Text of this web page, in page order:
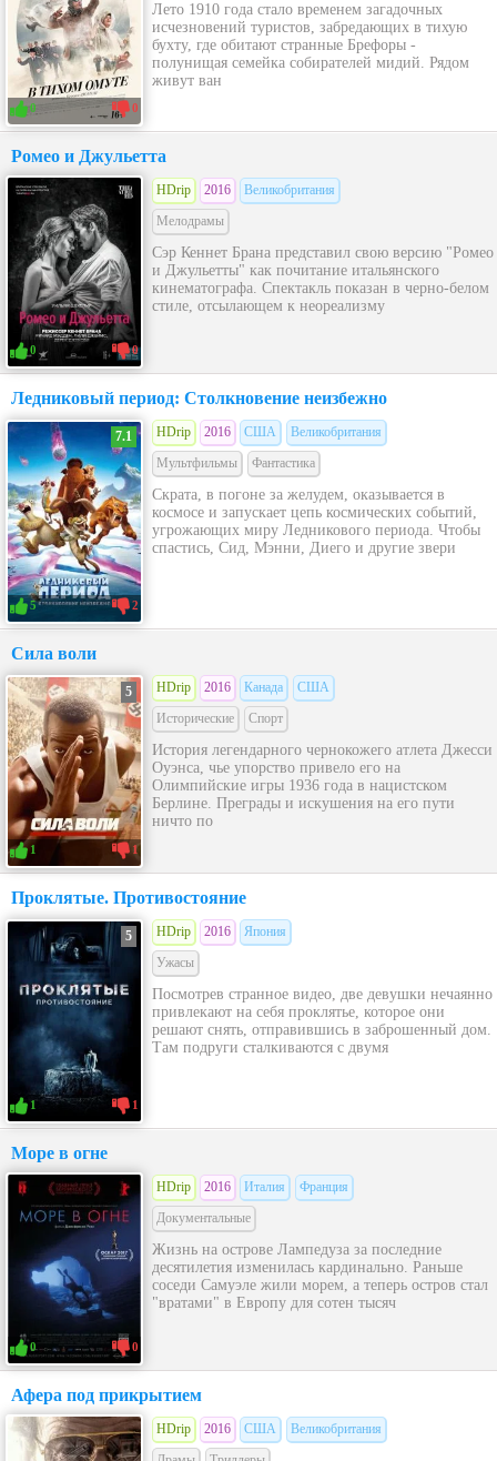
0 0
Лето 1910 года стало временем загадочных
исчезновений туристов, забредающих в тихую
бухту, где обитают странные Брефоры -
полунищая семейка собирателей мидий. Рядом
живут ван
Ромео и Джульетта
0 0
HDrip 2016
Великобритания
Мелодрамы
Сэр Кеннет Брана представил свою версию "Ромео
и Джульетты" как почитание итальянского
кинематографа. Спектакль показан в черно-белом
стиле, отсылающем к неореализму
Ледниковый период: Столкновение неизбежно
7.1
5 2
HDrip 2016 США
Великобритания
Мультфильмы
Фантастика
Скрата, в погоне за желудем, оказывается в
космосе и запускает цепь космических событий,
угрожающих миру Ледникового периода. Чтобы
спастись, Сид, Мэнни, Диего и другие звери
Сила воли
5
1 1
HDrip 2016 Канада
США
Исторические
Спорт
История легендарного чернокожего атлета Джесси
Оуэнса, чье упорство привело его на
Олимпийские игры 1936 года в нацистском
Берлине. Преграды и искушения на его пути
ничто по
Проклятые. Противостояние
5
1 1
HDrip 2016
Япония
Ужасы
Посмотрев странное видео, две девушки нечаянно
привлекают на себя проклятье, которое они
решают снять, отправившись в заброшенный дом.
Там подруги сталкиваются с двумя
Море в огне
0 0
HDrip 2016 Италия
Франция
Документальные
Жизнь на острове Лампедуза за последние
десятилетия изменилась кардинально. Раньше
соседи Самуэле жили морем, а теперь остров стал
"вратами" в Европу для сотен тысяч
Афера под прикрытием
HDrip 2016 США
Великобритания